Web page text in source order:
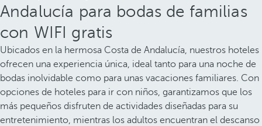
Andalucía para bodas de familias
con WIFI gratis
Ubicados en la hermosa Costa de Andalucía, nuestros hoteles
ofrecen una experiencia única, ideal tanto para una noche de
bodas inolvidable como para unas vacaciones familiares. Con
opciones de hoteles para ir con niños, garantizamos que los
más pequeños disfruten de actividades diseñadas para su
entretenimiento, mientras los adultos encuentran el descanso